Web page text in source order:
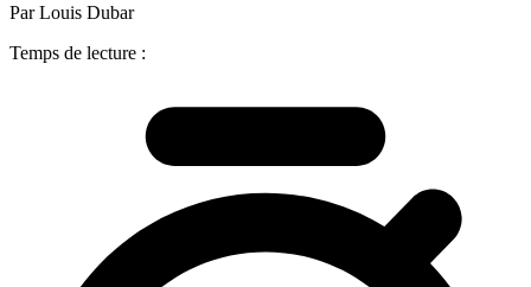
Par Louis Dubar
Temps de lecture :